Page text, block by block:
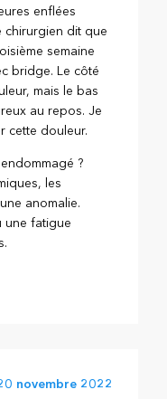
enflées
chirurgien dit que
semaine
bridge. Le côté
mais le bas
au repos. Je
cette douleur.
?
les
anomalie.
une fatigue
novembre 2022